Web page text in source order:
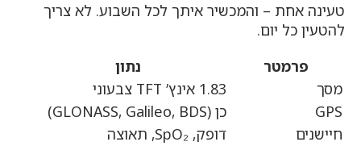
טעינה אחת – והמכשיר איתך לכל השבוע. לא צריך
להטעין כל יום.
פרמטר
נתון
מסך
1.83 אינץ’ TFT צבעוני
GPS
כן (GLONASS, Galileo, BDS)
חיישנים
דופק, SpO₂, תאוצה